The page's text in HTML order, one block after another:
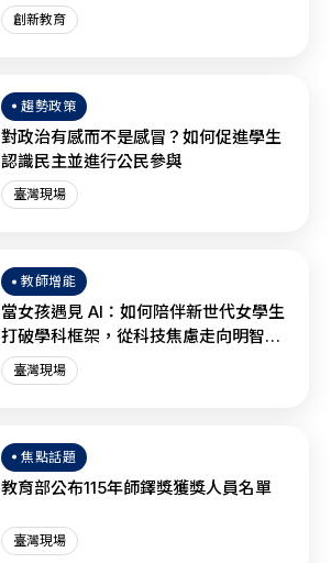
創新教育
趨勢政策
對政治有感而不是感冒？如何促進學生
認識民主並進行公民參與
臺灣現場
教師增能
當女孩遇見 AI：如何陪伴新世代女學生
打破學科框架，從科技焦慮走向明智協
作？
臺灣現場
焦點話題
教育部公布115年師鐸獎獲獎人員名單
臺灣現場